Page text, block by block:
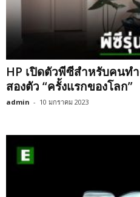
HP เปิดตัวพีซีสำหรับคนท
สองตัว “ครั้งแรกของโลก”
admin - 10 มกราคม 2023